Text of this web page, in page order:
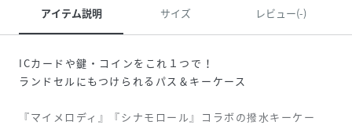
アイテム説明 サイズ レビュー(-)
ICカードや鍵・コインをこれ１つで！
ランドセルにもつけられるパス＆キーケース
『マイメロディ』『シナモロール』コラボの撥水キーケー